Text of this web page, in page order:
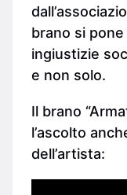
brano si
ingiustizie
e non solo.
Il brano
l’ascolto
dell’artista: